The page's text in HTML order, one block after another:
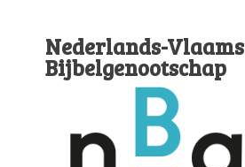
Nederlands-Vlaams
Bijbelgenootschap